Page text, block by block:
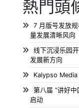
熱門頭
7 月版号发放
量发展清晰风向
线下沉浸乐园
发展新方向
Kalypso
第八届 “讲好
启动